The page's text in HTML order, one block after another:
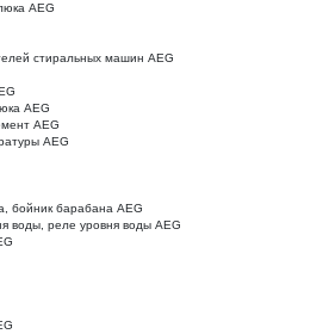
AEG
стиральных машин AEG
AEG
AEG
AEG
бойник барабана AEG
воды, реле уровня воды AEG